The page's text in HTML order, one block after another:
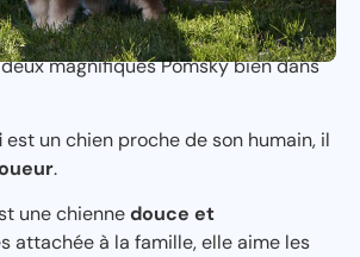
magnifiques Pomsky bien dans
est un chien proche de son humain, il
.
une chiennedouce et
attachée à la famille, elle aime les